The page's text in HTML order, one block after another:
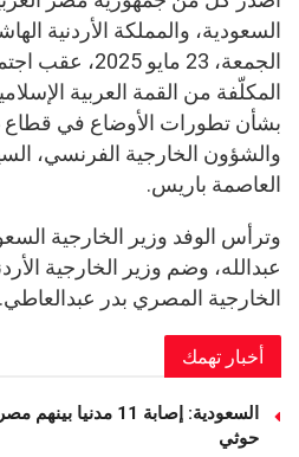
السعودية، والمملكة الأردنية
الجمعة، 23 مايو
المكلّفة من القمة العربية
بشأن تطورات الأوضاع في قطاع
والشؤون الخارجية الفرنسي،
العاصمة باريس.
وترأس الوفد وزير الخارجية
عبدالله، وضم وزير الخارجية
الخارجية المصري بدر عبدالعاطي.
أخبار تهمك
السعودية: إصابة 11
حوثي